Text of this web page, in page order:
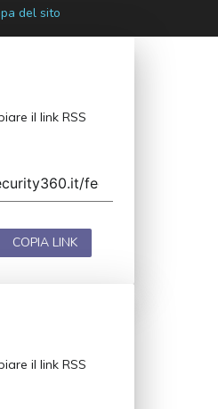
del sito
il link RSS
COPIA LINK
il link RSS